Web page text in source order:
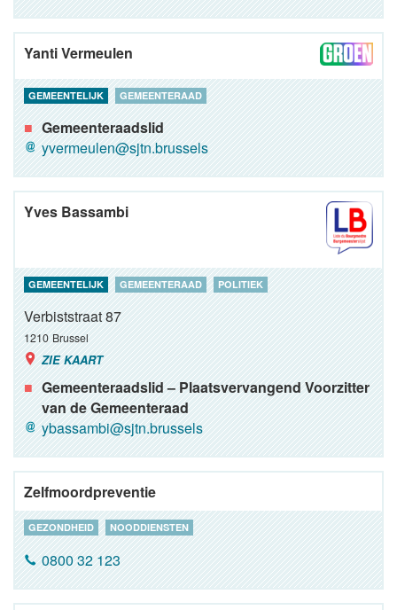
Yanti Vermeulen
GEMEENTELIJK GEMEENTERAAD
Gemeenteraadslid
yvermeulen@sjtn.brussels
Yves Bassambi
GEMEENTELIJK GEMEENTERAAD POLITIEK
Verbiststraat 87
1210 Brussel
ZIE KAART
Gemeenteraadslid – Plaatsvervangend Voorzitter
van de Gemeenteraad
ybassambi@sjtn.brussels
Zelfmoordpreventie
GEZONDHEID NOODDIENSTEN
0800 32 123